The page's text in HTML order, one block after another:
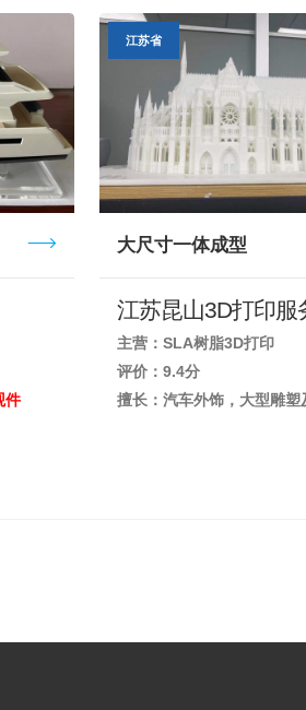
件
江苏昆山3D打印服
江苏省
大尺寸一体成型
主营：SLA树脂3D打印
评价：9.4分
擅长：汽车外饰，大型雕塑